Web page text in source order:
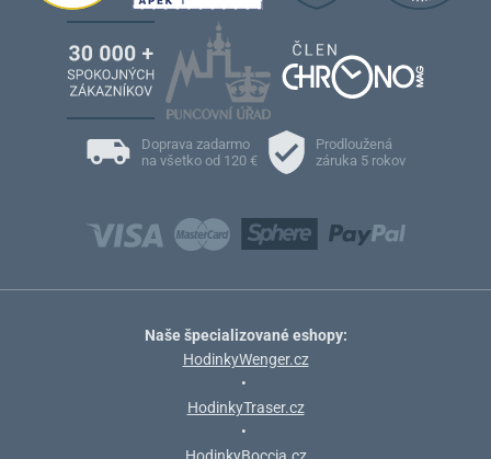
Doprava zadarmo
na všetko od 120 €
Prodloužená
záruka 5 rokov
Naše špecializované eshopy:
HodinkyWenger.cz
•
HodinkyTraser.cz
•
HodinkyBoccia.cz